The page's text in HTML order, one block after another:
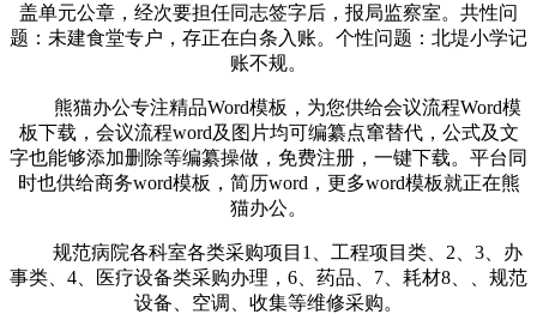
盖单元公章，经次要担任同志签字后，报局监察室。共性问
题：未建食堂专户，存正在白条入账。个性问题：北堤小学记
账不规。
熊猫办公专注精品Word模板，为您供给会议流程Word模
板下载，会议流程word及图片均可编纂点窜替代，公式及文
字也能够添加删除等编纂操做，免费注册，一键下载。平台同
时也供给商务word模板，简历word，更多word模板就正在熊
猫办公。
规范病院各科室各类采购项目1、工程项目类、2、3、办
事类、4、医疗设备类采购办理，6、药品、7、耗材8、、规范
设备、空调、收集等维修采购。